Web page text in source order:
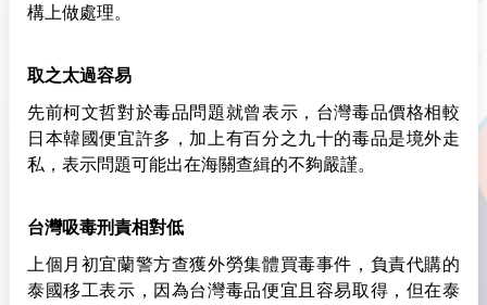
構上做處理。
取之太過容易
先前柯文哲對於毒品問題就曾表示，台灣毒品價格相較
日本韓國便宜許多，加上有百分之九十的毒品是境外走
私，表示問題可能出在海關查緝的不夠嚴謹。
台灣吸毒刑責相對低
上個月初宜蘭警方查獲外勞集體買毒事件，負責代購的
泰國移工表示，因為台灣毒品便宜且容易取得，但在泰